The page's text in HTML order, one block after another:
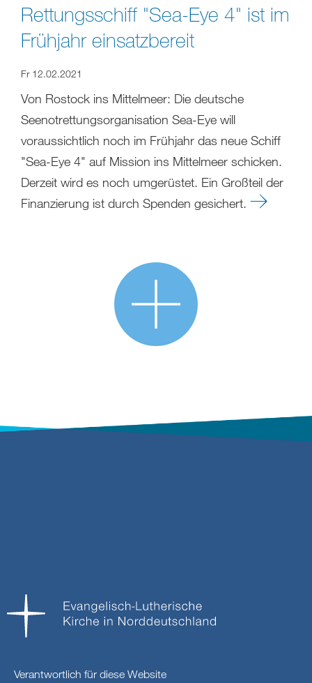
Rettungsschiff "Sea-Eye 4" ist im
Frühjahr einsatzbereit
Fr 12.02.2021
Von Rostock ins Mittelmeer: Die deutsche
Seenotrettungsorganisation Sea-Eye will
voraussichtlich noch im Frühjahr das neue Schiff
"Sea-Eye 4" auf Mission ins Mittelmeer schicken.
Derzeit wird es noch umgerüstet. Ein Großteil der
Finanzierung ist durch Spenden gesichert.
Verantwortlich für diese Website